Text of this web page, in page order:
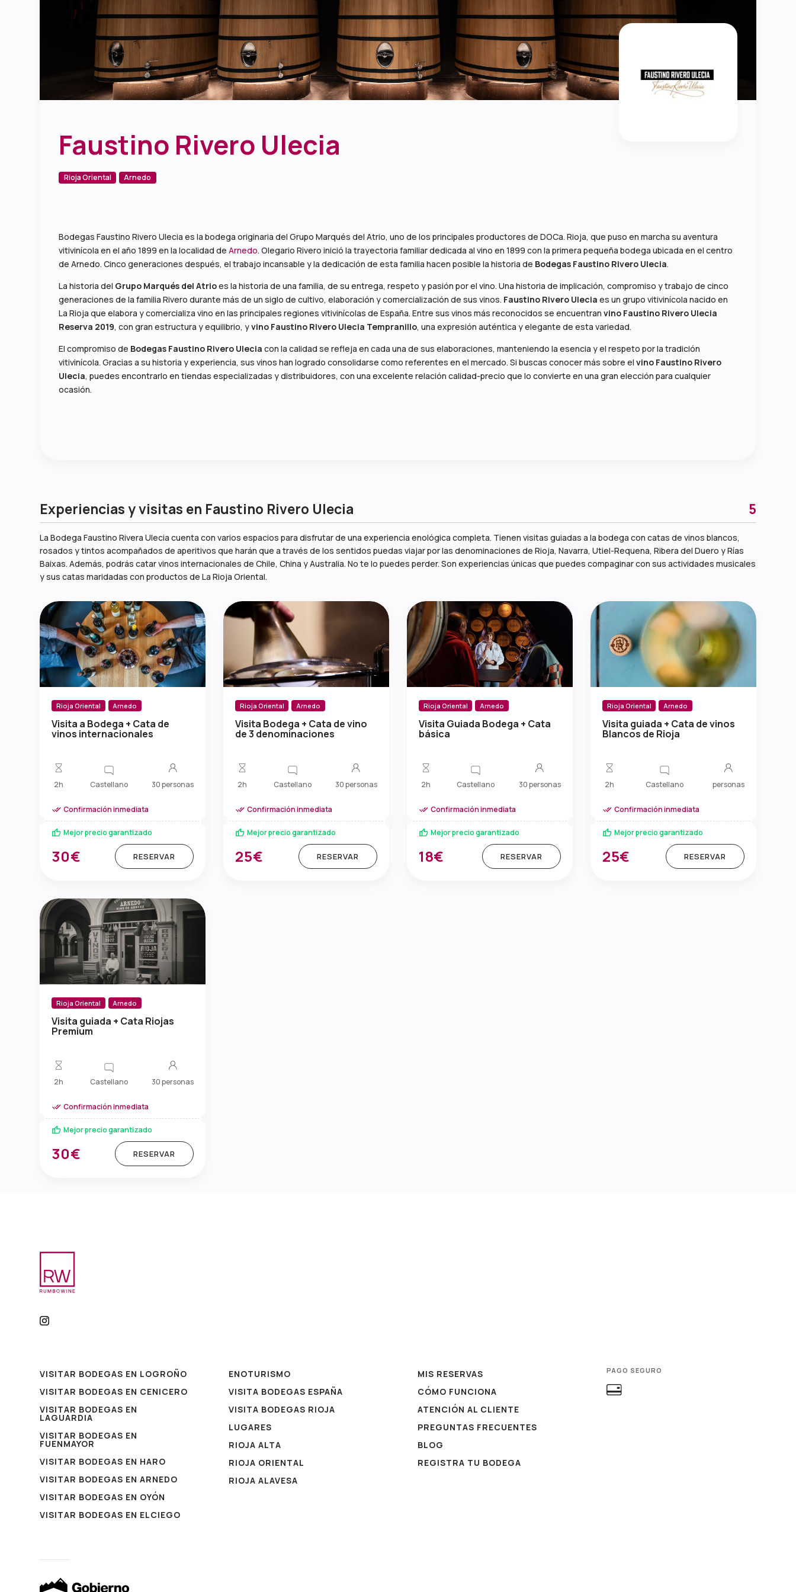
Faustino Rivero Ulecia
Rioja Oriental Arnedo
Bodegas Faustino Rivero Ulecia es la bodega originaria del Grupo Marqués del Atrio, uno de los principales productores de DOCa. Rioja, que puso en marcha su aventura
vitivinícola en el año 1899 en la localidad deArnedo. Olegario Rivero inició la trayectoria familiar dedicada al vino en 1899 con la primera pequeña bodega ubicada en el centro
de Arnedo. Cinco generaciones después, el trabajo incansable y la dedicación de esta familia hacen posible la historia de Bodegas Faustino Rivero Ulecia.
La historia del Grupo Marqués del Atrioes la historia de una familia, de su entrega, respeto y pasión por el vino. Una historia de implicación, compromiso y trabajo de cinco
generaciones de la familia Rivero durante más de un siglo de cultivo, elaboración y comercialización de sus vinos. Faustino Rivero Ulecia es un grupo vitivinícola nacido en
La Rioja que elabora y comercializa vino en las principales regiones vitivinícolas de España. Entre sus vinos más reconocidos se encuentranvino Faustino Rivero Ulecia
Reserva 2019, con gran estructura y equilibrio, yvino Faustino Rivero Ulecia Tempranillo, una expresión auténtica y elegante de esta variedad.
El compromiso de Bodegas Faustino Rivero Ulecia con la calidad se refleja en cada una de sus elaboraciones, manteniendo la esencia y el respeto por la tradición
vitivinícola. Gracias a su historia y experiencia, sus vinos han logrado consolidarse como referentes en el mercado. Si buscas conocer más sobre elvino Faustino Rivero
Ulecia, puedes encontrarlo en tiendas especializadas y distribuidores, con una excelente relación calidad-precio que lo convierte en una gran elección para cualquier
ocasión.
Experiencias y visitas en Faustino Rivero Ulecia 5
La Bodega Faustino Rivera Ulecia cuenta con varios espacios para disfrutar de una experiencia enológica completa. Tienen visitas guiadas a la bodega con catas de vinos blancos,
rosados y tintos acompañados de aperitivos que harán que a través de los sentidos puedas viajar por las denominaciones de Rioja, Navarra, Utiel-Requena, Ribera del Duero y Rías
Baixas. Además, podrás catar vinos internacionales de Chile, China y Australia. No te lo puedes perder. Son experiencias únicas que puedes compaginar con sus actividades musicales
y sus catas maridadas con productos de La Rioja Oriental.
Rioja Oriental Arnedo
Visita a Bodega + Cata de
vinos internacionales
2h Castellano 30 personas
Confirmación inmediata
Mejor precio garantizado
30€ RESERVAR
Rioja Oriental Arnedo
Visita Bodega + Cata de vino
de 3 denominaciones
2h Castellano 30 personas
Confirmación inmediata
Mejor precio garantizado
25€ RESERVAR
Rioja Oriental Arnedo
Visita Guiada Bodega + Cata
básica
2h Castellano 30 personas
Confirmación inmediata
Mejor precio garantizado
18€ RESERVAR
Rioja Oriental Arnedo
Visita guiada + Cata de vinos
Blancos de Rioja
2h Castellano personas
Confirmación inmediata
Mejor precio garantizado
25€ RESERVAR
Rioja Oriental Arnedo
Visita guiada + Cata Riojas
Premium
2h Castellano 30 personas
Confirmación inmediata
Mejor precio garantizado
30€ RESERVAR
VISITAR BODEGAS EN LOGROÑO
VISITAR BODEGAS EN CENICERO
VISITAR BODEGAS EN
LAGUARDIA
VISITAR BODEGAS EN
FUENMAYOR
VISITAR BODEGAS EN HARO
VISITAR BODEGAS EN ARNEDO
VISITAR BODEGAS EN OYÓN
VISITAR BODEGAS EN ELCIEGO
ENOTURISMO
VISITA BODEGAS ESPAÑA
VISITA BODEGAS RIOJA
LUGARES
RIOJA ALTA
RIOJA ORIENTAL
RIOJA ALAVESA
MIS RESERVAS
CÓMO FUNCIONA
ATENCIÓN AL CLIENTE
PREGUNTAS FRECUENTES
BLOG
REGISTRA TU BODEGA
PAGO SEGURO